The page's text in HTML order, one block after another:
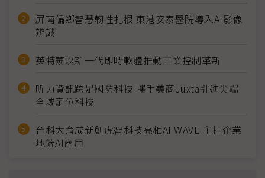
屏南偏鄉智慧韌性扎根 東港安泰醫院導入AI影像
辨識
英特蒙以新一代即時軟體推動工業控制革新
昕力資訊跨足國防科技 攜手美商Juxta引進尖端
全域定位科技
台科大育成新創虎智科技亮相AI WAVE 主打企業
地端AI商用